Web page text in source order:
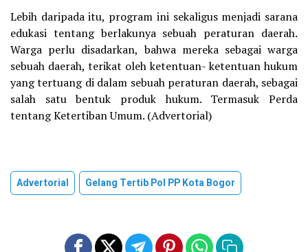
Lebih daripada itu, program ini sekaligus menjadi sarana
edukasi tentang berlakunya sebuah peraturan daerah.
Warga perlu disadarkan, bahwa mereka sebagai warga
sebuah daerah, terikat oleh ketentuan- ketentuan hukum
yang tertuang di dalam sebuah peraturan daerah, sebagai
salah satu bentuk produk hukum. Termasuk Perda
tentang Ketertiban Umum. (Advertorial)
Advertorial Gelang Tertib Pol PP Kota Bogor